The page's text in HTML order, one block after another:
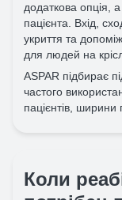
додаткова опція,
пацієнта. Вхід,
укриття та
для людей на
ASPAR підбирає
частого
пацієнтів,
Коли